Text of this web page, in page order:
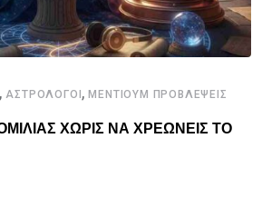
,ΑΣΤΡΟΛΟΓΟΙ ,ΜΕΝΤΙΟΥΜ ΠΡΟΒΛΕΨΕΙΣ
ΧΩΡΙΣ ΝΑ ΧΡΕΩΝΕΙΣ ΤΟ